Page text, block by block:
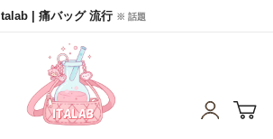
Italab | 痛バッグ 流行 ※ 話題